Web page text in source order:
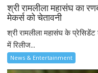
श्री रामलीला महासंघ का
मेकर्स को चेतावनी
श्री रामलीला महासंघ के
में रिलीज...
News & Entertainment